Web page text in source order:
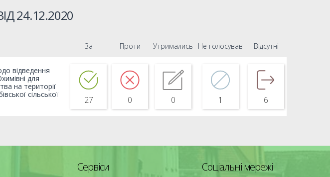
24.12.2020
За Проти Утримались Не голосував Відсутні
відведення
для
на території
сільської
27 0 0 1 6
Сервіси Соціальні мережі